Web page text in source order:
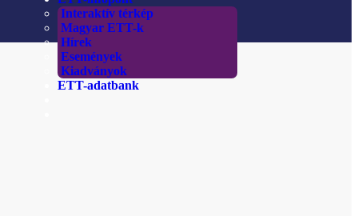
Interaktív térkép
Magyar ETT-k
Hírek
Események
Kiadványok
ETT-adatbank